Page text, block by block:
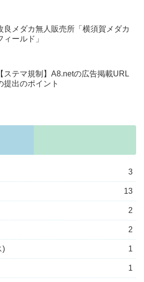
良メダカ無人販売所「横須賀メダカ
ィールド」
【ステマ規制】A8.netの広告掲載URL
提出のポイント
3
13
2
2
) 1
1